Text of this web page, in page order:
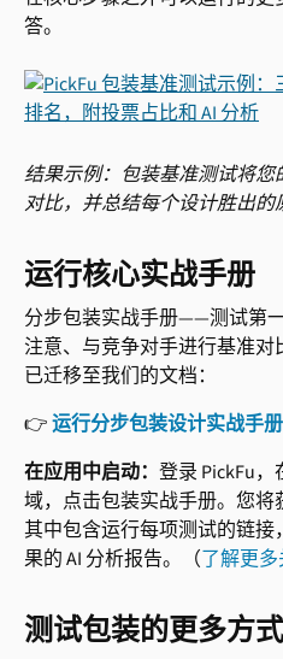
答。
结果示例：包装基准测试将
对比，并总结每个设计胜出的
运行核心实战手册
分步包装实战手册——测试第
注意、与竞争对手进行基准
已迁移至我们的文档：
👉 运行分步包装设计实战手
在应用中启动： 登录 PickFu
域，点击包装实战手册。您将
其中包含运行每项测试的链
果的 AI 分析报告。（了解更
测试包装的更多方式